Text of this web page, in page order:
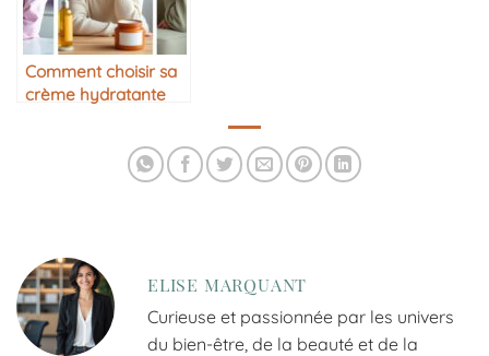
Comment choisir sa
crème hydratante
ELISE MARQUANT
Curieuse et passionnée par les univers
du bien-être, de la beauté et de la